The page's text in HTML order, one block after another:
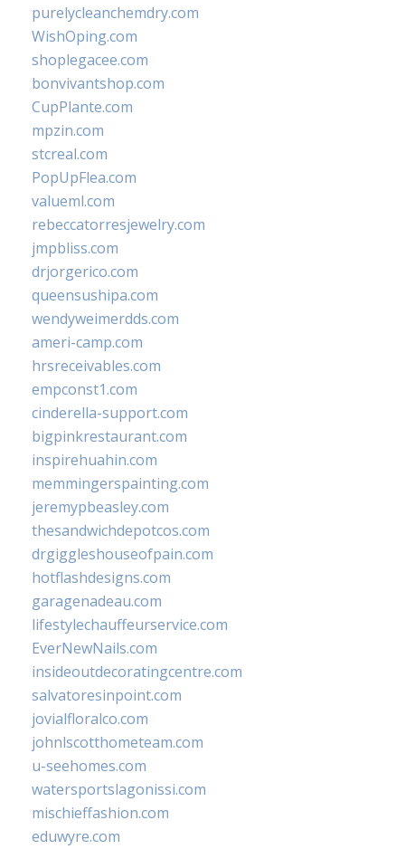
purelycleanchemdry.com
WishOping.com
shoplegacee.com
bonvivantshop.com
CupPlante.com
mpzin.com
stcreal.com
PopUpFlea.com
valueml.com
rebeccatorresjewelry.com
jmpbliss.com
drjorgerico.com
queensushipa.com
wendyweimerdds.com
ameri-camp.com
hrsreceivables.com
empconst1.com
cinderella-support.com
bigpinkrestaurant.com
inspirehuahin.com
memmingerspainting.com
jeremypbeasley.com
thesandwichdepotcos.com
drgiggleshouseofpain.com
hotflashdesigns.com
garagenadeau.com
lifestylechauffeurservice.com
EverNewNails.com
insideoutdecoratingcentre.com
salvatoresinpoint.com
jovialfloralco.com
johnlscotthometeam.com
u-seehomes.com
watersportslagonissi.com
mischieffashion.com
eduwyre.com